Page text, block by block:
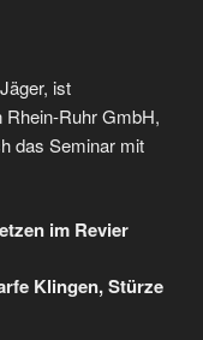
ist
Ruhr GmbH,
das Seminar mit
im Revier
Klingen, Stürze